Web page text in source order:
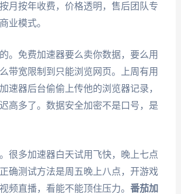
月按年收费，价格透明，售后团队专
业模式。
。免费加速器要么卖你数据，要么用
带宽限制到只能浏览网页。上周有用
速器后台偷偷上传他的浏览器记录，
高多了。数据安全加密不是口号，是
很多加速器白天试用飞快，晚上七点
确测试方法是周五晚上八点，开游戏
频直播，看能不能顶住压力。 番茄加